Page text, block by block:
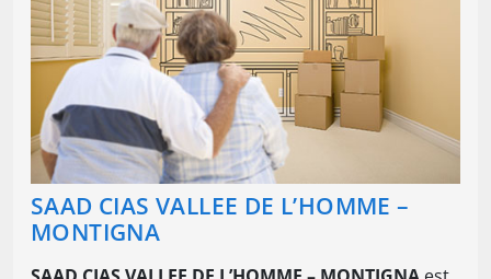
SAAD CIAS VALLEE DE L’HOMME –
MONTIGNA